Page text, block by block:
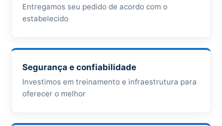
Entregamos seu pedido de acordo com o
estabelecido
Segurança e confiabilidade
Investimos em treinamento e infraestrutura para
oferecer o melhor